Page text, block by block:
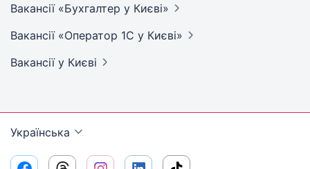
Вакансії «Бухгалтер у Києві»
Вакансії «Оператор 1C у Києві»
Вакансії у Києві
Українська